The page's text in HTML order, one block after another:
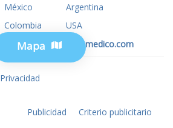
Mapa
México
Argentina
Colombia
USA
www.tuotromedico.com
Privacidad
Publicidad Criterio publicitario